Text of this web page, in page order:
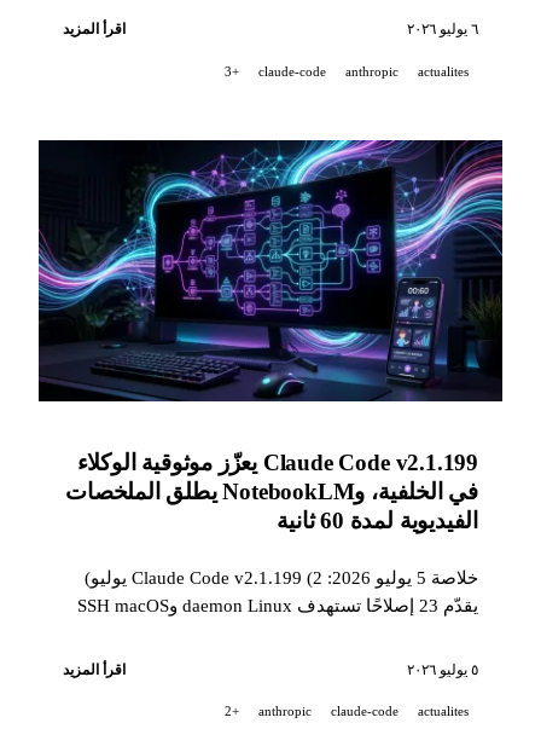
وphysical AI؛ كما يوثّق Claude Code الأنواع الأربعة
٦ يوليو ٢٠٢٦ اقرأ المزيد
actualites
anthropic
claude-code
+3
Claude Code v2.1.199 يعزّز موثوقية الوكلاء
في الخلفية، وNotebookLM يطلق الملخصات
الفيديوية لمدة 60 ثانية
خلاصة 5 يوليو 2026: Claude Code v2.1.199 (2 يوليو)
يقدّم 23 إصلاحًا تستهدف daemon Linux وSSH macOS
تلقائيًا المستندات وملفات PDF إلى مقاطع فيديو تعليمية
٥ يوليو ٢٠٢٦ اقرأ المزيد
actualites
claude-code
anthropic
+2